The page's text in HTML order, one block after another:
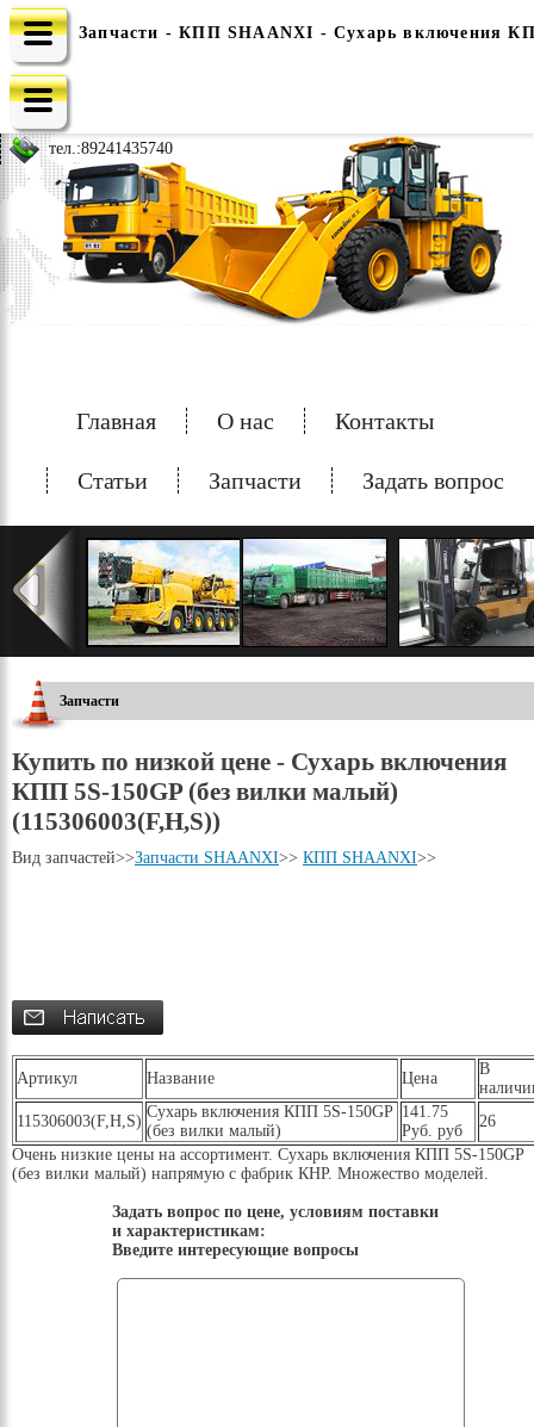
e-mail: china-spec@inbox.ru
тел.:89241435740
Главная О нас Контакты
Статьи Запчасти Задать вопрос
Запчасти
Купить по низкой цене - Сухарь включения
КПП 5S-150GP (без вилки малый)
(115306003(F,H,S))
Вид запчастей>>Запчасти SHAANXI>> КПП SHAANXI>>
Артикул Название Цена
В
115306003(F,H,S)
Сухарь включения КПП 5S-150GP
(без вилки малый)
141.75
Руб. руб
26
Очень низкие цены на ассортимент. Сухарь включения КПП 5S-150GP
(без вилки малый) напрямую с фабрик КНР. Множество моделей.
Задать вопрос по цене, условиям поставки
и характеристикам:
Введите интересующие вопросы
Запчасти - КПП SHAANXI - Сухарь включения